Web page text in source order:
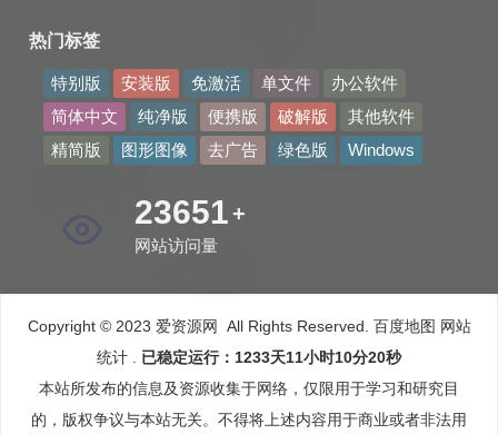
热门标签
特别版 安装版 免激活 单文件
办公软件
简体中文
纯净版 便携版 破解版
其他软件
精简版
图形图像 去广告 绿色版 Windows
44500 +
网站访问量
Copyright © 2023 爱资源网 All Rights Reserved. 百度地图 网站
统计
已稳定运行：1233天11小时10分23秒
本站所发布的信息及资源收集于网络，仅限用于学习和研究目
的，版权争议与本站无关。不得将上述内容用于商业或者非法用